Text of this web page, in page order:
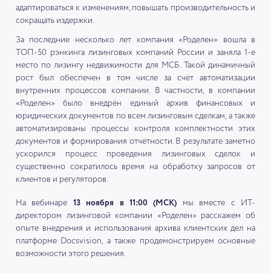
адаптироваться к изменениям, повышать производительность и
сокращать издержки.
За последние несколько лет компания «Роделен» вошла в
ТОП-50 рэнкинга лизинговых компаний России и заняла 1-е
место по лизингу недвижимости для МСБ. Такой динамичный
рост был обеспечен в том числе за счёт автоматизации
внутренних процессов компании. В частности, в компании
«Роделен» было внедрён единый архив финансовых и
юридических документов по всем лизинговым сделкам, а также
автоматизированы процессы контроля комплектности этих
документов и формирования отчётности. В результате заметно
ускорился процесс проведения лизинговых сделок и
существенно сократилось время на обработку запросов от
клиентов и регуляторов.
На вебинаре 13 ноября в 11:00 (МСК) мы вместе с ИТ-
директором лизинговой компании «Роделен» расскажем об
опыте внедрения и использования архива клиентских дел на
платформе Docsvision, а также продемонстрируем основные
возможности этого решения.